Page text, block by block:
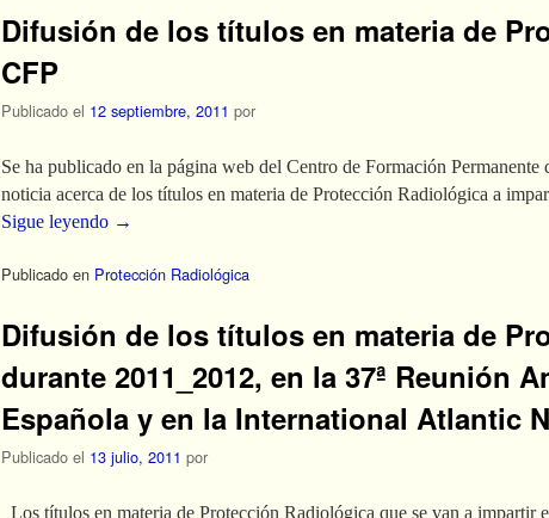
Difusión de los títulos en materia de
CFP
Publicado el 12 septiembre, 2011 por
Se ha publicado en la página web del Centro de Formación
noticia acerca de los títulos en materia de Protección Radiológica a
Sigue leyendo →
Publicado en Protección Radiológica
Difusión de los títulos en materia de
durante 2011_2012, en la 37ª Reunión
Española y en la International Atlantic
Publicado el 13 julio, 2011 por
Los títulos en materia de Protección Radiológica que se van a impartir